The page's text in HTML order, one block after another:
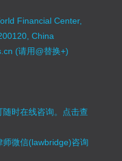
Financial Center,
China
(请用@替换+)
时在线咨询。 点击查
微信(lawbridge)咨询